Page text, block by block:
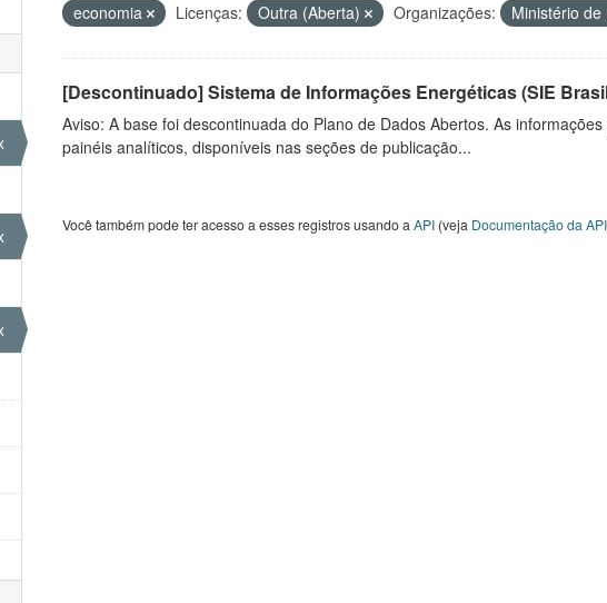
economia
Licenças: Outra (Aberta) Organizações: Ministério
[Descontinuado] Sistema de Informações Energéticas (SIE
Aviso: A base foi descontinuada do Plano de Dados Abertos. As
painéis analíticos, disponíveis nas seções de publicação...
Você também pode ter acesso a esses registros usando a API(veja Documentação da API